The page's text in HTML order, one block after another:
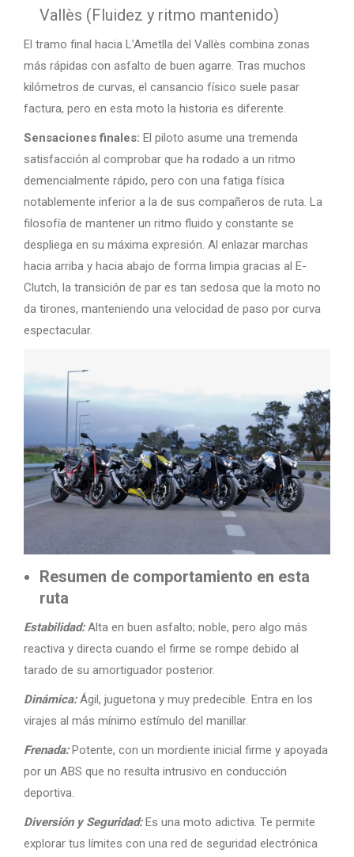
Vallès (Fluidez y ritmo mantenido)
El tramo final hacia L’Ametlla del Vallès combina zonas
más rápidas con asfalto de buen agarre. Tras muchos
kilómetros de curvas, el cansancio físico suele pasar
factura, pero en esta moto la historia es diferente.
Sensaciones finales: El piloto asume una tremenda
satisfacción al comprobar que ha rodado a un ritmo
demencialmente rápido, pero con una fatiga física
notablemente inferior a la de sus compañeros de ruta. La
filosofía de mantener un ritmo fluido y constante se
despliega en su máxima expresión. Al enlazar marchas
hacia arriba y hacia abajo de forma limpia gracias al E-
Clutch, la transición de par es tan sedosa que la moto no
da tirones, manteniendo una velocidad de paso por curva
espectacular.
Resumen de comportamiento en esta
ruta
Estabilidad:Alta en buen asfalto; noble, pero algo más
reactiva y directa cuando el firme se rompe debido al
tarado de su amortiguador posterior.
Dinámica:Ágil, juguetona y muy predecible. Entra en los
virajes al más mínimo estímulo del manillar.
Frenada:Potente, con un mordiente inicial firme y apoyada
por un ABS que no resulta intrusivo en conducción
deportiva.
Diversión y Seguridad:Es una moto adictiva. Te permite
explorar tus límites con una red de seguridad electrónica